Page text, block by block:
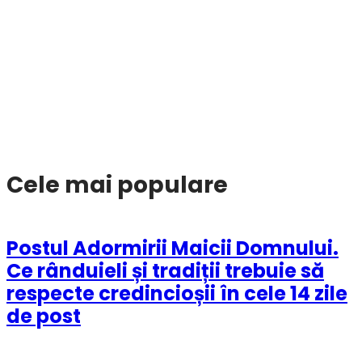
Cele mai populare
Postul Adormirii Maicii Domnului.
Ce rânduieli și tradiții trebuie să
respecte credincioșii în cele 14 zile
de post